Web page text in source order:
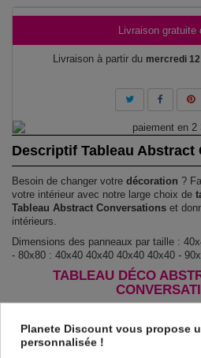
Livraison gratuite
Livraison à partir du mercredi
Descriptif Tableau Abstract
Besoin de changer votre décoration ?
votre intérieur avec notre large choix de
Tableau Abstract Conversations et
intérieurs.
Dimensions des panneaux par taille :
- 80x80 : 40x40 40x40 40x40 40x40 -
TABLEAU DÉCO
spécial et de haute qualité qui reflète
des détails parfaitement reproduits.
cotés et une toile tendue sur un châssis
Planete Discount vous propose
personnalisée !